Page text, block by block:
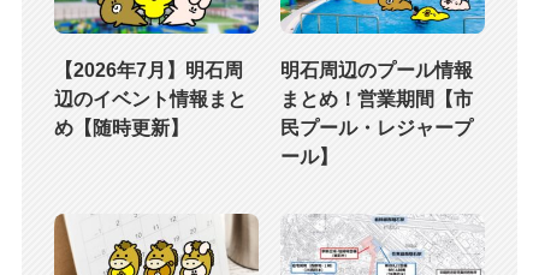
【2026年7月】明石周
辺のイベント情報まと
め【随時更新】
明石周辺のプール情報
まとめ！営業期間【市
民プール・レジャープ
ール】